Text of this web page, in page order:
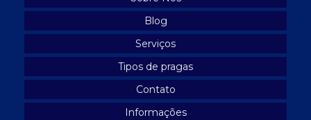
Empresa de desratização
Empresa especializada em controle de pombos
Empresa especializada em limpeza de caixa d'água
Empresa de higienização de caixa d'água
Empresa de lavagem de caixa d'água
Blog
Serviços
Tipos de pragas
Contato
Informações